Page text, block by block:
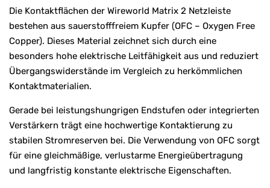
Die Kontaktflächen der Wireworld Matrix 2 Netzleiste
bestehen aus sauerstofffreiem Kupfer (OFC – Oxygen Free
Copper). Dieses Material zeichnet sich durch eine
besonders hohe elektrische Leitfähigkeit aus und reduziert
Übergangswiderstände im Vergleich zu herkömmlichen
Kontaktmaterialien.
Gerade bei leistungshungrigen Endstufen oder integrierten
Verstärkern trägt eine hochwertige Kontaktierung zu
stabilen Stromreserven bei. Die Verwendung von OFC sorgt
für eine gleichmäßige, verlustarme Energieübertragung
und langfristig konstante elektrische Eigenschaften.